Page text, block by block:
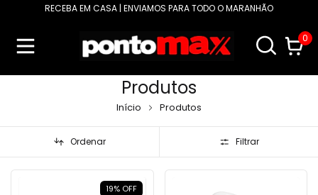
RECEBA EM CASA | ENVIAMOS PARA TODO O MARANHÃO
0
Produtos
Início Produtos
Ordenar Filtrar
19% OFF